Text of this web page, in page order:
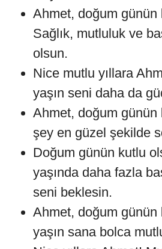
Ahmet, doğum günün
Sağlık, mutluluk ve
olsun.
Nice mutlu yıllara
yaşın seni daha da
Ahmet, doğum
şey en güzel şekilde
Doğum günün kutlu
yaşında daha fazla
seni beklesin.
Ahmet, doğum günün
yaşın sana bolca